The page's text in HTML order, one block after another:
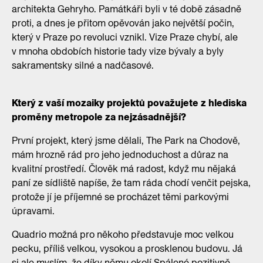
architekta Gehryho. Památkáři byli v té době zásadně
proti, a dnes je přitom opěvován jako největší počin,
který v Praze po revoluci vznikl. Vize Praze chybí, ale
v mnoha obdobích historie tady vize bývaly a byly
sakramentsky silné a nadčasové.
Který z vaší mozaiky projektů považujete z hlediska
proměny metropole za nejzásadnější?
První projekt, který jsme dělali, The Park na Chodově,
mám hrozně rád pro jeho jednoduchost a důraz na
kvalitní prostředí. Člověk má radost, když mu nějaká
paní ze sídliště napíše, že tam ráda chodí venčit pejska,
protože jí je příjemné se procházet těmi parkovými
úpravami.
Quadrio možná pro někoho představuje moc velkou
pecku, příliš velkou, vysokou a prosklenou budovu. Já